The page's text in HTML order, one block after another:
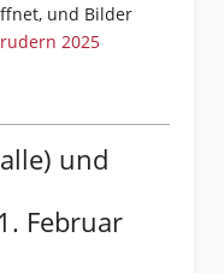
und Bilder
2025
und
Februar